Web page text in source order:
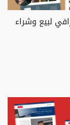
لبيع وشراء